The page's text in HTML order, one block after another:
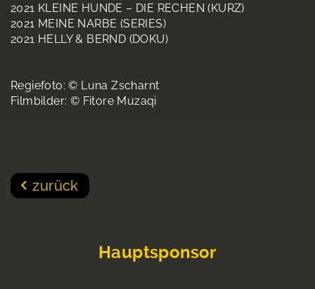
2021 KLEINE HUNDE – DIE RECHEN (KURZ)
2021 MEINE NARBE (SERIES)
2021 HELLY & BERND (DOKU)
Regiefoto: © Luna Zscharnt
Filmbilder: © Fitore Muzaqi
zurück
Hauptsponsor